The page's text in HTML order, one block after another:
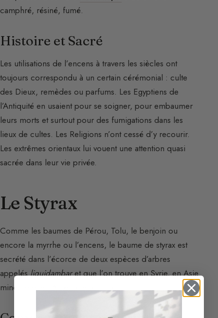
camphré, résiné, fumé.
Histoire et Sacré
Les utilisations de l’encens à travers les siècles ont
toujours correspondu à un certain cérémonial : culte
des Dieux, remèdes ou parfums. Les Egyptiens de
l’Antiquité en usaient pour se soigner, pour embaumer
leurs morts et surtout pour des fumigations dans les
lieux de cultes. Les Religions n’ont cessé d’y recourir.
Les extrêmes orientaux lui vouent une attention quasi
sacrée dans leur vie privée.
Le Styrax
Comme les baumes de Pérou, Tolu, le benjoin ou
encore la myrrhe ou l’encens, le baume de styrax est
secrété dans l’écorce de deux espèces d’arbres
appelésliquidambaret que l’on trouve en Syrie, en Asie
mineure et en Amérique du sud.